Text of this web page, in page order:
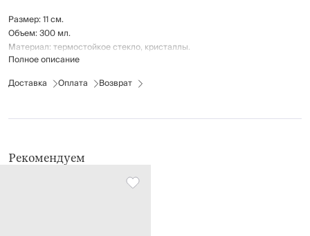
Размер: 11 см.
Объем: 300 мл.
Материал: термостойкое стекло, кристаллы.
их быстрому остыванию или нагреву.
Рекомендуется мыть вручную с применением мягких моющих средств.
Можно мыть в посудомоечной машине на щадящем режиме для
Полное описание
Доставка
Оплата Возврат
Рекомендуем